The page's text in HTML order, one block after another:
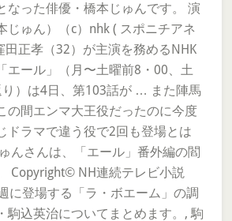
なった俳優・橋本じゅんです。 演
じゅん）（c）nhk ( スポニチアネ
田正孝（32）が主演を務めるNHK
エール」（月〜土曜前8・00、土
）は4日、第103話が … また陣馬
の間エンマ大王役だったのに今度
ドラマで違う役で2回も登場とは
んさんは、「エール」番外編の閻
Copyright© NH連続テレビ小説
に登場する「ラ・ボエーム」の調
駒込英治についてまとめます。, 駒